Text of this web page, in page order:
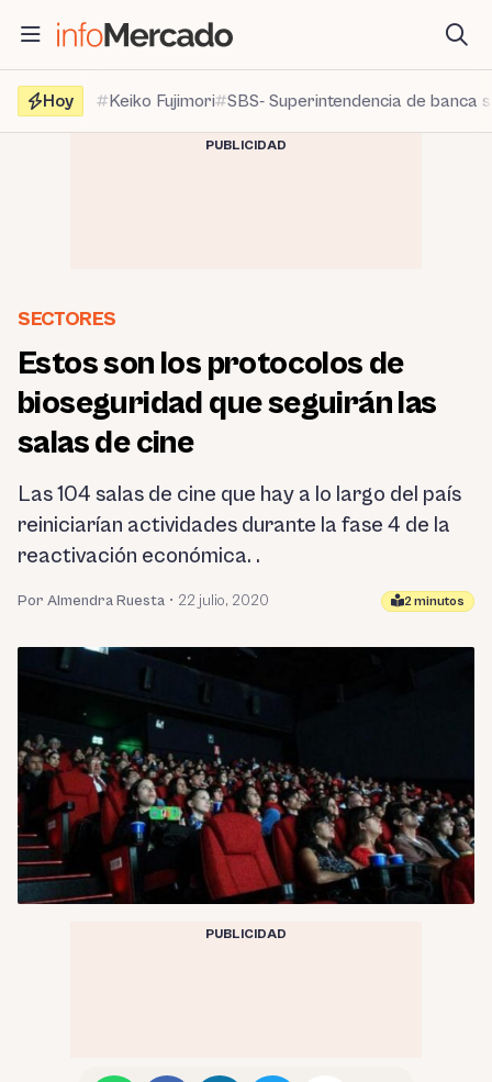
contenido
Hoy
Keiko Fujimori SBS- Superintendencia de banca
PUBLICIDAD
SECTORES
Estos son los protocolos de
bioseguridad que seguirán las
salas de cine
Las 104 salas de cine que hay a lo largo del país
reiniciarían actividades durante la fase 4 de la
reactivación económica. .
Por Almendra Ruesta • 22 julio, 2020 2 minutos
PUBLICIDAD